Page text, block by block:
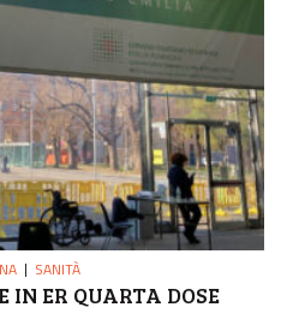
SANITÀ
IN ER QUARTA DOSE